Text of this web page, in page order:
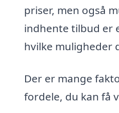
priser, men også
indhente tilbud er
hvilke muligheder
Der er mange
fordele, du kan få